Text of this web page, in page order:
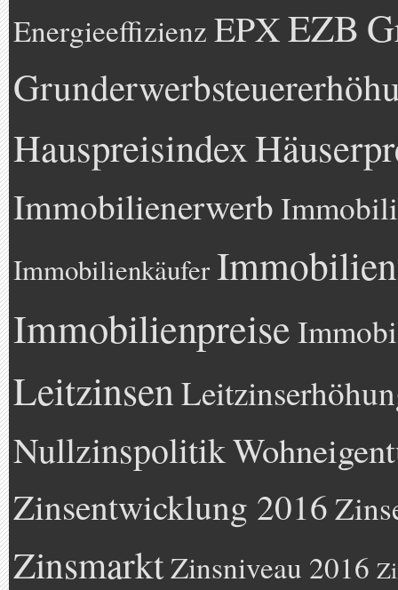
Energieeffizienz EPXEZB
Hauspreisindex
Immobilienerwerb
Immobilienkäufer
Immobilienpreise
Leitzinsen
Nullzinspolitik
Zinsentwicklung 2016
Zinsmarkt Zinsniveau 2016